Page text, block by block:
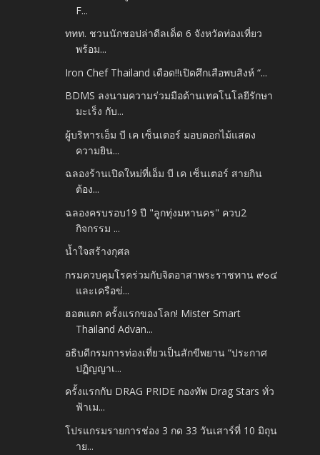
F...
ททท. ชวนนักชอปล่าดีลเด็ด 6 จังหวัดท่องเที่ยว
พร้อม...
Iron Chef Thailand เดือด!!เปิดศึกเสือพบสิงห์ “...
BDMS ลงนามความร่วมมือด้านเทคโนโลยีรักษา
มะเร็ง กับ...
ผู้บริหารเอ็ม บี เค เซ็นเตอร์ มอบดอกไม้แสดง
ความยิน...
ฉลองร้านเปิดใหม่ที่เอ็ม บี เค เซ็นเตอร์ สายกิน
ต้อง...
ฉลองครบรอบ​19​ ปี​ "ลูกทุ่งมหานคร" ควบ​2​
กิจกรรม​ ...
น้ำใจสร้างกุศล
กรมควบคุมโรคร่วมกับจิตอาสาพระราชทาน ๙๐๔
และเครือข่...
ฮอตแตก ครั้งแรกของโลก! Mister Smart
Thailand Advan...
อธิบดีกรมการท่องเที่ยวเป็นสักขีพยาน “ประกาศ
ปฏิญญาเ...
ครั้งแรกกับ DRAG PRIDE กองทัพ Drag Stars ทั่ว
ฟ้าเม...
โปรแกรมรายการช่อง 3 กด 33 วันเสาร์ที่ 10 มิถุน
าย...